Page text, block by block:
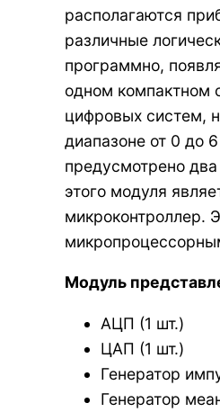
располагаются
различные
программно,
одном компактном
цифровых систем,
диапазоне от 0 до
предусмотрено
этого модуля
микроконтроллер.
Модуль
АЦП (1 шт.)
ЦАП (1 шт.)
Генератор
Генератор